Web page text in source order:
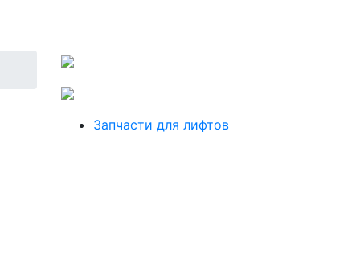
Запчасти для лифтов